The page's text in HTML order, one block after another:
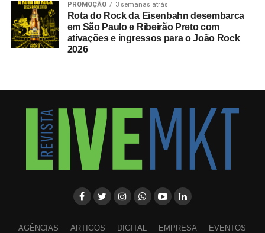
PROMOÇÃO 3 semanas atrás
Rota do Rock da Eisenbahn desembarca
em São Paulo e Ribeirão Preto com
ativações e ingressos para o João Rock
2026
AGÊNCIAS ARTIGOS DIGITAL EMPRESA EVENTOS